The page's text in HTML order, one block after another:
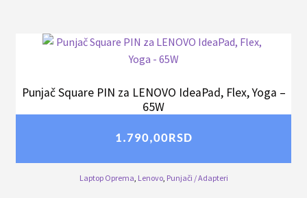
Punjač Square PIN za LENOVO IdeaPad, Flex, Yoga –
65W
1.790,00RSD
Laptop Oprema, Lenovo, Punjači / Adapteri